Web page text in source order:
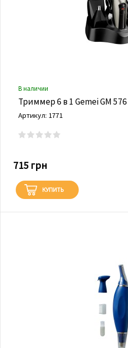
В наличии
Триммер 6 в 1 Gemei GM 576
Артикул: 1771
715 грн
КУПИТЬ